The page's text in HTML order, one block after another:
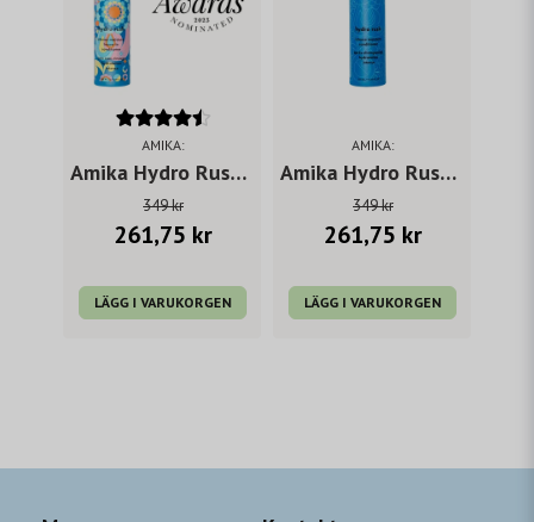
AMIKA:
Amika Hydro Rush Intense Moisture Leave-In Conditioner 200 ml
349 kr
261,75 kr
LÄGG I VARUKORGEN
AMIKA:
Amika Hydro Rush Intense Moisture Conditioner 275 ml
349 kr
261,75 kr
LÄGG I VARUKORGEN